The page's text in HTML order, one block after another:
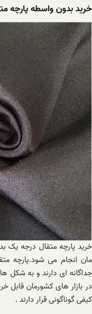
خرید بدون واسطه پارچه
خرید پارچه متقال درجه یک
مان انجام می شود.پارچه
جداگانه ای دارند و به شکل
در بازار های کشورمان
کیفی گوناگونی قرار دارند .